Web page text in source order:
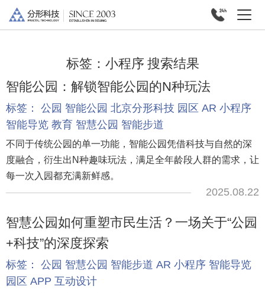
标签： 小程序 搜索结果
智能公园：解锁智能公园的N种玩法
标签： 公园 智能公园 北京分形科技 园区 AR 小程序
智能导览 教育 智慧公园 智能步道
不同于传统公园的单一功能，智能公园凭借科技与自然的深
度融合，衍生出N种趣味玩法，满足全年龄段人群的需求，让
每一次入园都充满新鲜感。
2025.08.22
智慧公园如何重塑市民生活？一场关于“公园
+科技”的深度探索
标签： 公园 智慧公园 智能步道 AR 小程序 智能导览
园区 APP 互动设计